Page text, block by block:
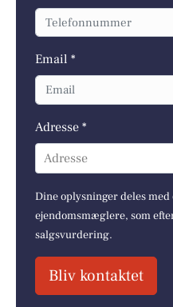
Email *
Adresse *
Adresse
Dine oplysninger deles
ejendomsmæglere, som
salgsvurdering.
Bliv kontaktet